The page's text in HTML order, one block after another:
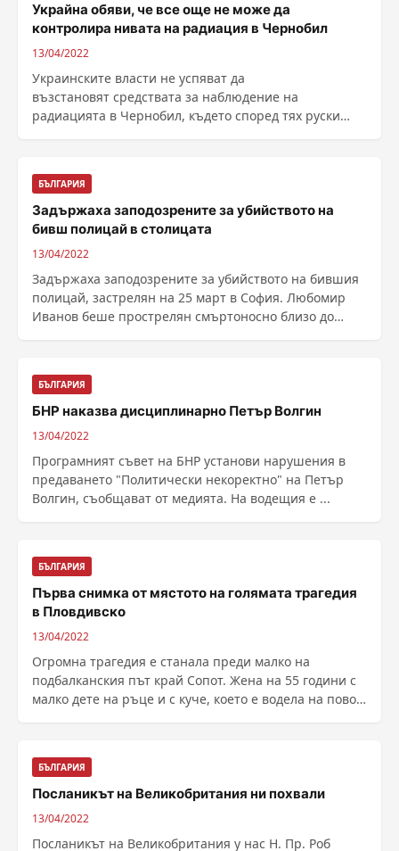
Украйна обяви, че все още не може да
контролира нивата на радиация в Чернобил
13/04/2022
Украинските власти не успяват да
възстановят средствата за наблюдение на
радиацията в Чернобил, където според тях руски
БЪЛГАРИЯ
Задържаха заподозрените за убийството на
бивш полицай в столицата
13/04/2022
Задържаха заподозрените за убийството на бившия
полицай, застрелян на 25 март в София. Любомир
Иванов беше прострелян смъртоносно близо до
БЪЛГАРИЯ
БНР наказва дисциплинарно Петър Волгин
13/04/2022
Програмният съвет на БНР установи нарушения в
предаването "Политически некоректно" на Петър
Волгин, съобщават от медията. На водещия е ...
БЪЛГАРИЯ
Първа снимка от мястото на голямата трагедия
в Пловдивско
13/04/2022
Огромна трагедия е станала преди малко на
подбалканския път край Сопот. Жена на 55 години с
малко дете на ръце и с куче, което е водела на повод
БЪЛГАРИЯ
Посланикът на Великобритания ни похвали
13/04/2022
Посланикът на Великобритания у нас Н. Пр. Роб